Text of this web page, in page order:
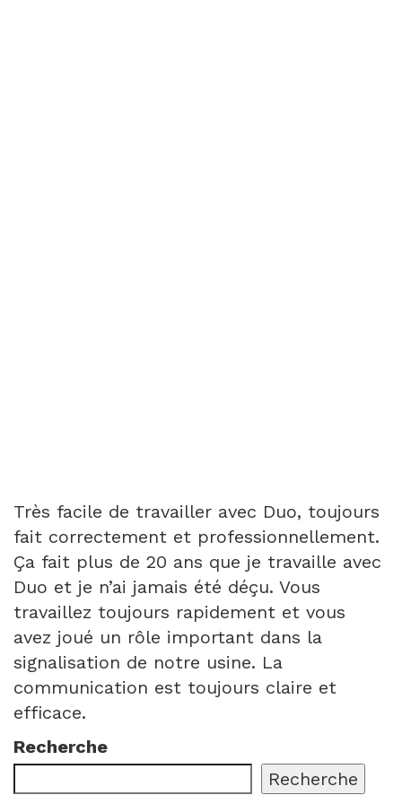
Très facile de travailler avec Duo, toujours
fait correctement et professionnellement.
Ça fait plus de 20 ans que je travaille avec
Duo et je n’ai jamais été déçu. Vous
travaillez toujours rapidement et vous
avez joué un rôle important dans la
signalisation de notre usine. La
communication est toujours claire et
efficace.
Recherche
Recherche